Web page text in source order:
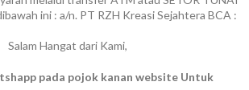
ini : a/n. PT RZH Kreasi Sejahtera BCA :
Salam Hangat dari Kami,
pada pojok kanan website Untuk